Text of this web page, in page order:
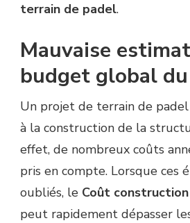
terrain de padel.
Mauvaise
budget global
Un projet de terrain de
à la construction de la
effet, de nombreux coûts
pris en compte. Lorsque ces
oubliés, le Coût
peut rapidement dépasser